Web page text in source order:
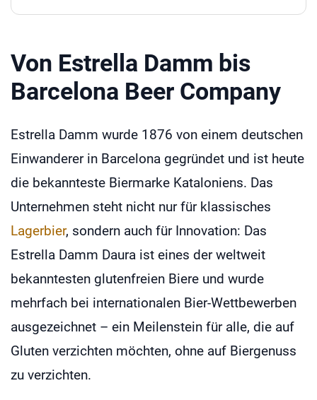
Von Estrella Damm bis
Barcelona Beer Company
Estrella Damm wurde 1876 von einem deutschen
Einwanderer in Barcelona gegründet und ist heute
die bekannteste Biermarke Kataloniens. Das
Unternehmen steht nicht nur für klassisches
Lagerbier, sondern auch für Innovation: Das
Estrella Damm Daura ist eines der weltweit
bekanntesten glutenfreien Biere und wurde
mehrfach bei internationalen Bier-Wettbewerben
ausgezeichnet – ein Meilenstein für alle, die auf
Gluten verzichten möchten, ohne auf Biergenuss
zu verzichten.